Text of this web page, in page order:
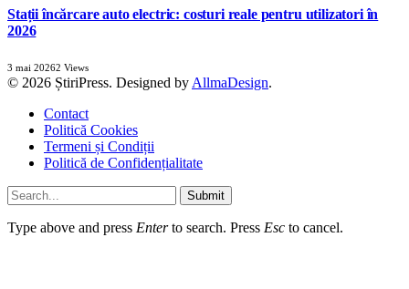
Stații încărcare auto electric: costuri reale pentru utilizatori în
2026
3 mai 20262 Views
© 2026 ȘtiriPress. Designed by AllmaDesign.
Contact
Politică Cookies
Termeni și Condiții
Politică de Confidențialitate
Submit
Type above and press Enterto search. Press Esc to cancel.